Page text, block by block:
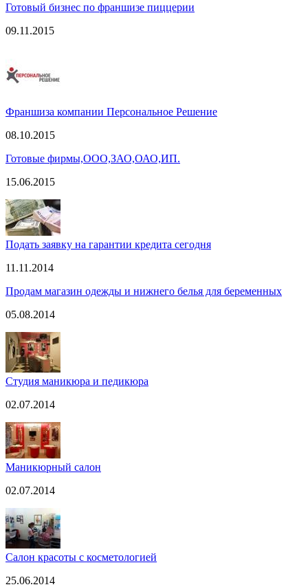
Готовый бизнес по франшизе пиццерии
09.11.2015
Франшиза компании Персональное Решение
08.10.2015
Готовые фирмы,ООО,ЗАО,ОАО,ИП.
15.06.2015
Подать заявку на гарантии кредита сегодня
11.11.2014
Продам магазин одежды и нижнего белья для беременных
05.08.2014
Студия маникюра и педикюра
02.07.2014
Маникюрный салон
02.07.2014
Салон красоты с косметологией
25.06.2014